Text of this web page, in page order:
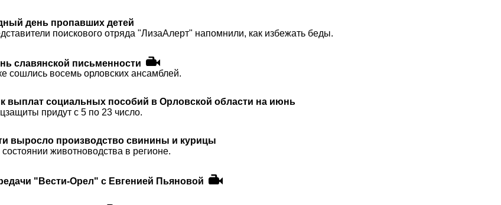
день пропавших детей
поискового отряда "ЛизаАлерт" напомнили, как избежать беды.
славянской письменности
сошлись восемь орловских ансамблей.
выплат социальных пособий в Орловской области на июнь
придут с 5 по 23 число.
выросло производство свинины и курицы
животноводства в регионе.
"Вести-Орел" с Евгенией Пьяновой